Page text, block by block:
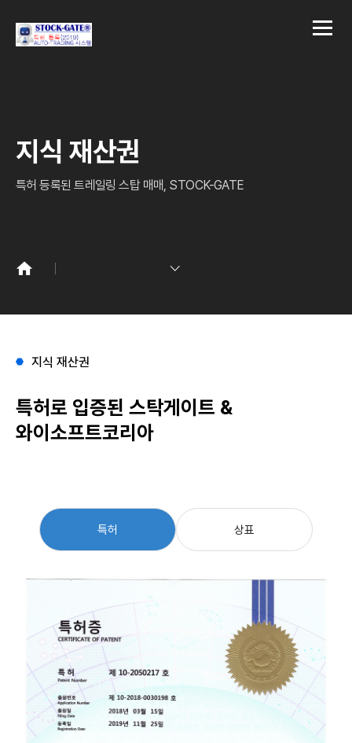
지식 재산권
특허 등록된 트레일링 스탑 매매, STOCK-GATE
지식 재산권
특허로 입증된 스탁게이트 &
와이소프트코리아
특허 상표